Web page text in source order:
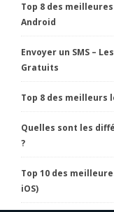
Top 8 des
Android
Envoyer un SMS –
Gratuits
Top 8 des meilleurs
Quelles sont les
?
Top 10 des
iOS)